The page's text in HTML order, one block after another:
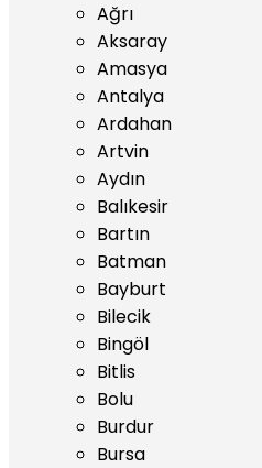
Ağrı
Aksaray
Amasya
Antalya
Ardahan
Artvin
Aydın
Balıkesir
Bartın
Batman
Bayburt
Bilecik
Bingöl
Bitlis
Bolu
Burdur
Bursa